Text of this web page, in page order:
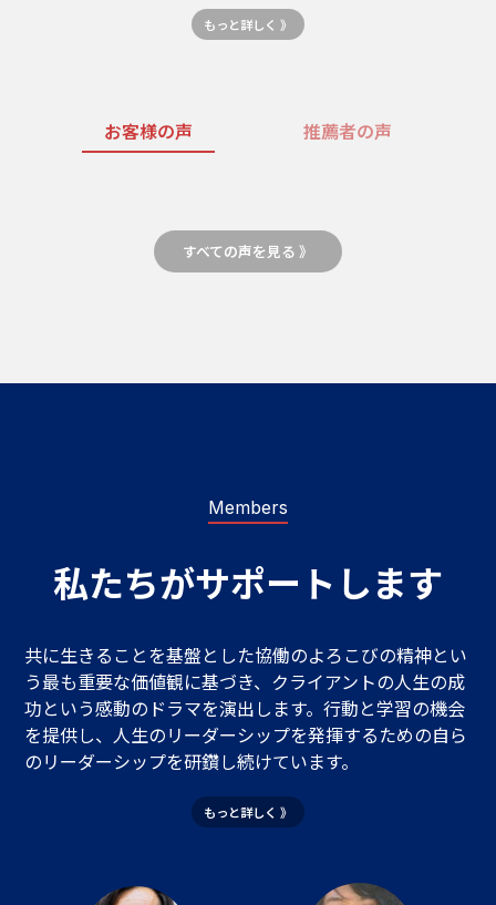
もっと詳しく 》
お客様の声 推薦者の声
すべての声を見る 》
Members
私たちがサポートします
共に生きることを基盤とした協働のよろこびの精神とい
う最も重要な価値観に基づき、クライアントの人生の成
功という感動のドラマを演出します。行動と学習の機会
を提供し、人生のリーダーシップを発揮するための自ら
のリーダーシップを研鑽し続けています。
もっと詳しく 》